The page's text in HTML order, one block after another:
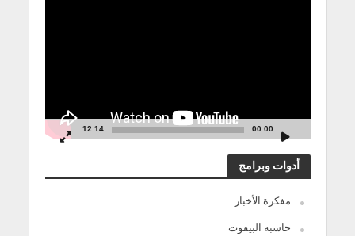
00:00
12:14
أدوات وبرامج
مفكرة الأخبار
حاسبة البيفوت